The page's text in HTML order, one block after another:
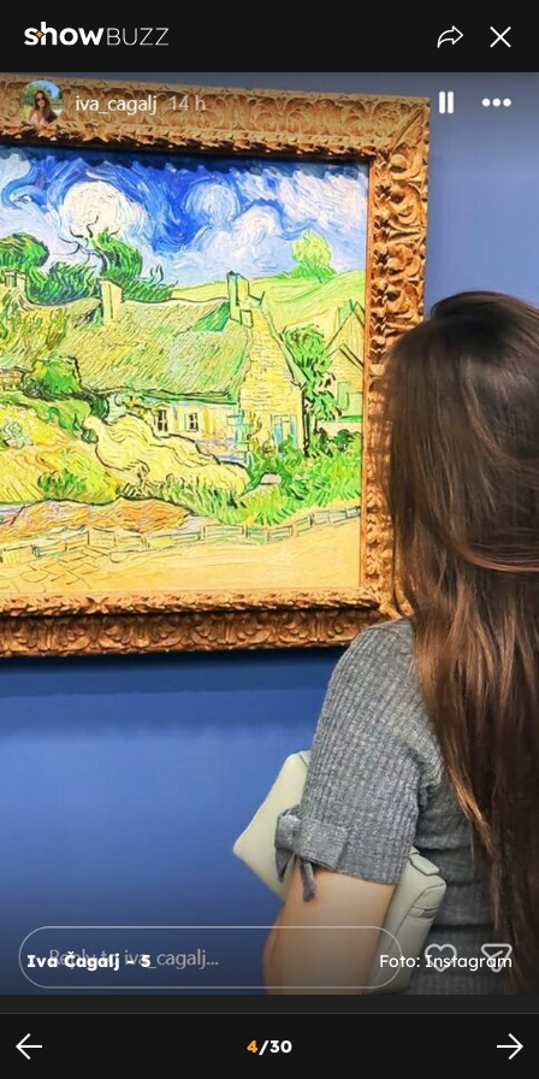
Iva Čagalj - 5 Foto: Instagram
4/30